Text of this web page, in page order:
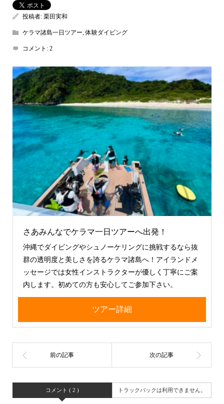
投稿者: 栗田実和
ケラマ諸島一日ツアー,体験ダイビング
コメント: 2
さあみんなでケラマ一日ツアーへ出発！
沖縄でダイビングやシュノーケリングに挑戦するなら抜
群の透明度と美しさを誇るケラマ諸島へ！アイランドメ
ッセージでは女性インストラクターが優しく丁寧にご案
内します。初めての方も安心してご参加下さい。
ツアー詳細
コメント ( 2 ) トラックバックは利用できません。